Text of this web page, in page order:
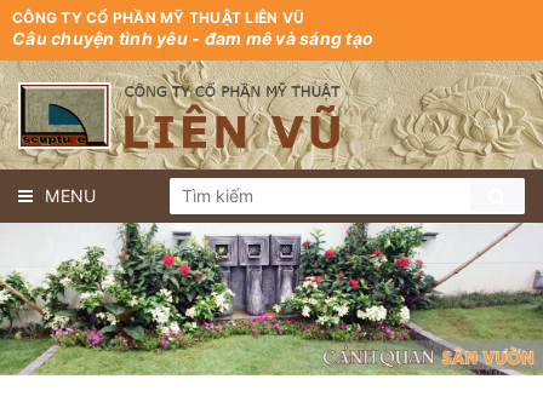
CÔNG TY CỔ PHẦN MỸ THUẬT LIÊN VŨ
Câu chuyện tình yêu - đam mê và sáng tạo
MENU